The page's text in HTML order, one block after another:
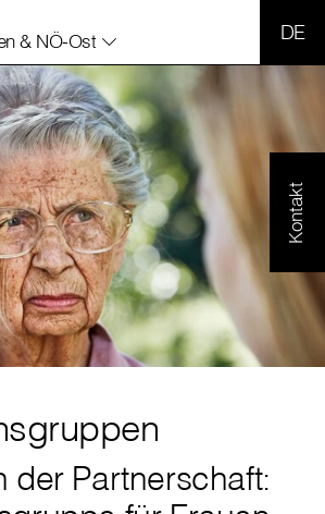
& NÖ-Ost
Kontakt
der Partnerschaft: